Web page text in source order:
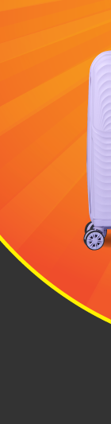
Đối với những ai
du lịch Phan
Quốc lộ 1A để
Maps ngay bên